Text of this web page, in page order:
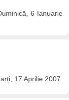
6 Ianuarie
17 Aprilie 2007